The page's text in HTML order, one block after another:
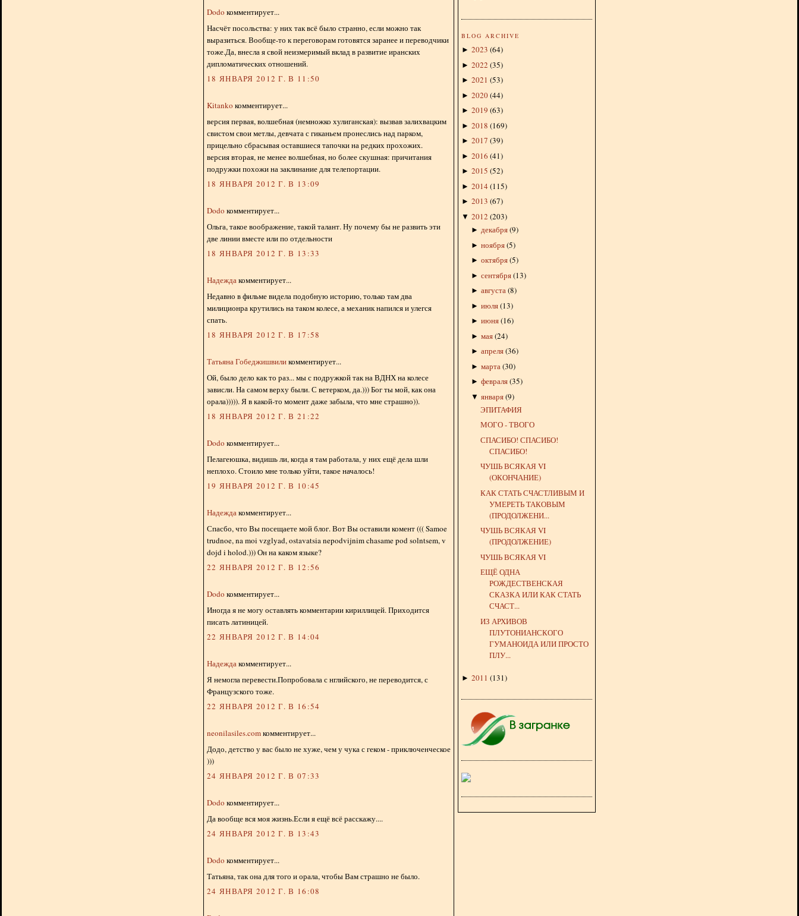
Dodo комментирует...
Насчёт посольства: у них так всё было странно, если можно так
выразиться. Вообще-то к переговорам готовятся заранее и переводчики
тоже.Да, внесла я свой неизмеримый вклад в развитие иранских
дипломатических отношений.
18 ЯНВАРЯ 2012 Г. В 11:50
Kitanko комментирует...
версия первая, волшебная (немножко хулиганская): вызвав залихвацким
свистом свои метлы, девчата с гиканьем пронеслись над парком,
прицельно сбрасывая оставшиеся тапочки на редких прохожих.
версия вторая, не менее волшебная, но более скушная: причитания
подружки похожи на заклинание для телепортации.
18 ЯНВАРЯ 2012 Г. В 13:09
Dodo комментирует...
Ольга, такое воображение, такой талант. Ну почему бы не развить эти
две линии вместе или по отдельности
18 ЯНВАРЯ 2012 Г. В 13:33
Надеждакомментирует...
Недавно в фильме видела подобную историю, только там два
милиционра крутились на таком колесе, а механик напился и улегся
спать.
18 ЯНВАРЯ 2012 Г. В 17:58
Татьяна Гобеджишвиликомментирует...
Ой, было дело как то раз... мы с подружкой так на ВДНХ на колесе
зависли. На самом верху были. С ветерком, да.))) Бог ты мой, как она
орала))))). Я в какой-то момент даже забыла, что мне страшно)).
18 ЯНВАРЯ 2012 Г. В 21:22
Dodo комментирует...
Пелагеюшка, видишь ли, когда я там работала, у них ещё дела шли
неплохо. Стоило мне только уйти, такое началось!
19 ЯНВАРЯ 2012 Г. В 10:45
Надеждакомментирует...
Спасбо, что Вы посещаете мой блог. Вот Вы оставили комент ((( Samoe
trudnoe, na moi vzglyad, ostavatsia nepodvijnim chasame pod solntsem, v
dojd i holod.))) Он на каком языке?
22 ЯНВАРЯ 2012 Г. В 12:56
Dodo комментирует...
Иногда я не могу оставлять комментарии кириллицей. Приходится
писать латиницей.
22 ЯНВАРЯ 2012 Г. В 14:04
Надеждакомментирует...
Я немогла перевести.Попробовала с нглийского, не переводится, с
Французского тоже.
22 ЯНВАРЯ 2012 Г. В 16:54
neonilasiles.comкомментирует...
Додо, детство у вас было не хуже, чем у чука с геком - приключенческое
)))
24 ЯНВАРЯ 2012 Г. В 07:33
Dodo комментирует...
Да вообще вся моя жизнь.Если я ещё всё расскажу....
24 ЯНВАРЯ 2012 Г. В 13:43
Dodo комментирует...
Татьяна, так она для того и орала, чтобы Вам страшно не было.
24 ЯНВАРЯ 2012 Г. В 16:08
BLOG ARCHIVE
► 2023 (64)
► 2022 (35)
► 2021 (53)
► 2020(44)
► 2019 (63)
► 2018 (169)
► 2017 (39)
► 2016 (41)
► 2015 (52)
► 2014 (115)
► 2013 (67)
▼ 2012 (203)
► декабря(9)
► ноября(5)
► октября(5)
► сентября(13)
► августа(8)
► июля(13)
► июня(16)
► мая(24)
► апреля(36)
► марта (30)
► февраля(35)
▼ января(9)
ЭПИТАФИЯ
МОГО - ТВОГО
СПАСИБО! СПАСИБО!
СПАСИБО!
ЧУШЬ ВСЯКАЯ VI
(ОКОНЧАНИЕ)
КАК СТАТЬ СЧАСТЛИВЫМ И
УМЕРЕТЬ ТАКОВЫМ
(ПРОДОЛЖЕНИ...
ЧУШЬ ВСЯКАЯ VI
(ПРОДОЛЖЕНИЕ)
ЧУШЬ ВСЯКАЯ VI
ЕЩЁ ОДНА
РОЖДЕСТВЕНСКАЯ
СКАЗКА ИЛИ КАК СТАТЬ
СЧАСТ...
ИЗ АРХИВОВ
ПЛУТОНИАНСКОГО
ГУМАНОИДА ИЛИ ПРОСТО
ПЛУ...
► 2011 (131)